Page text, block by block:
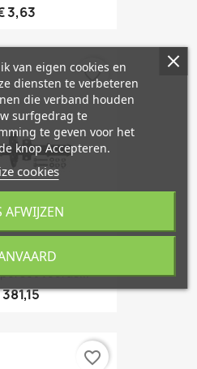
3,63
Vooras...
favorite_border
favorite_border
van eigen cookies en
diensten te verbeteren
die verband houden
surfgedrag te
te geven voor het
knop Accepteren.
cookies
AFWIJZEN